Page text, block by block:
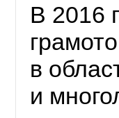
В 2016
в
и